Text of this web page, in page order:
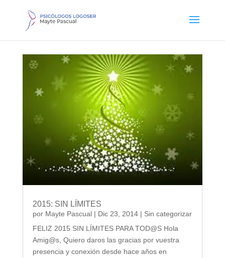
2015: SIN LÍMITES
por Mayte Pascual| Dic 23, 2014| Sin categorizar
FELIZ 2015 SIN LÍMITES PARA TOD@S Hola
Amig@s, Quiero daros las gracias por vuestra
presencia y conexión desde hace años en